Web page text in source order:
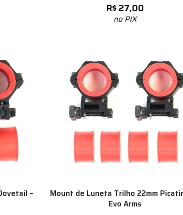
R$27,00
no PIX
–
Mount de Luneta Trilho 22mm
Evo Arms